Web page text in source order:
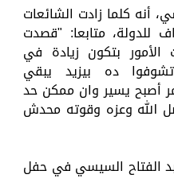
أنه كلما زادت الشائعات
للدولة، متابعا: "قصدت
بتكون زيادة في
ده بيزيد يبقي
أصبح يسير وان ممكن حد
الله وعزه وقوته محدش
الفتاح السيسي في حفل